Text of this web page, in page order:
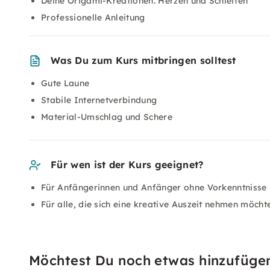
Professionelle Anleitung
Was Du zum Kurs mitbringen solltest
Gute Laune
Stabile Internetverbindung
Material-Umschlag und Schere
Für wen ist der Kurs geeignet?
Für Anfängerinnen und Anfänger ohne Vorkenntnisse
Für alle, die sich eine kreative Auszeit nehmen
Möchtest Du noch etwas